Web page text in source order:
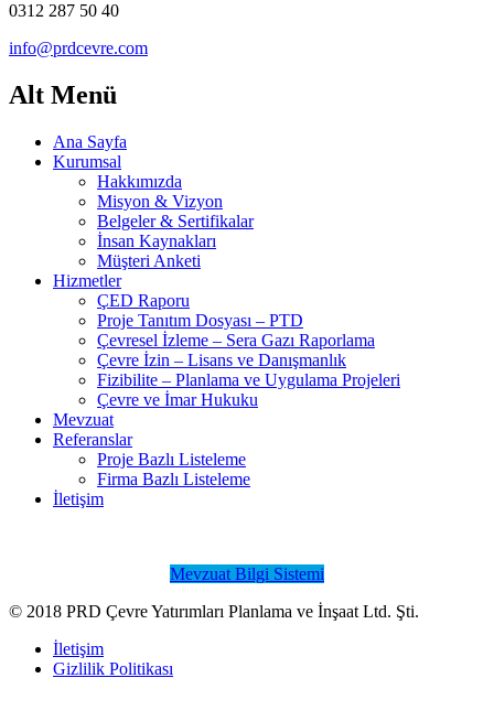
0312 287 50 40
info@prdcevre.com
Alt Menü
Ana Sayfa
Kurumsal
Hakkımızda
Misyon & Vizyon
Belgeler & Sertifikalar
İnsan Kaynakları
Müşteri Anketi
Hizmetler
ÇED Raporu
Proje Tanıtım Dosyası – PTD
Çevresel İzleme – Sera Gazı Raporlama
Çevre İzin – Lisans ve Danışmanlık
Fizibilite – Planlama ve Uygulama Projeleri
Çevre ve İmar Hukuku
Mevzuat
Referanslar
Proje Bazlı Listeleme
Firma Bazlı Listeleme
İletişim
Mevzuat Bilgi Sistemi
© 2018 PRD Çevre Yatırımları Planlama ve İnşaat Ltd. Şti.
İletişim
Gizlilik Politikası